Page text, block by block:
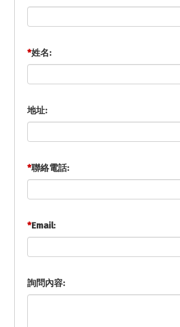
*姓名:
地址:
*聯絡電話:
*Email:
詢問內容: